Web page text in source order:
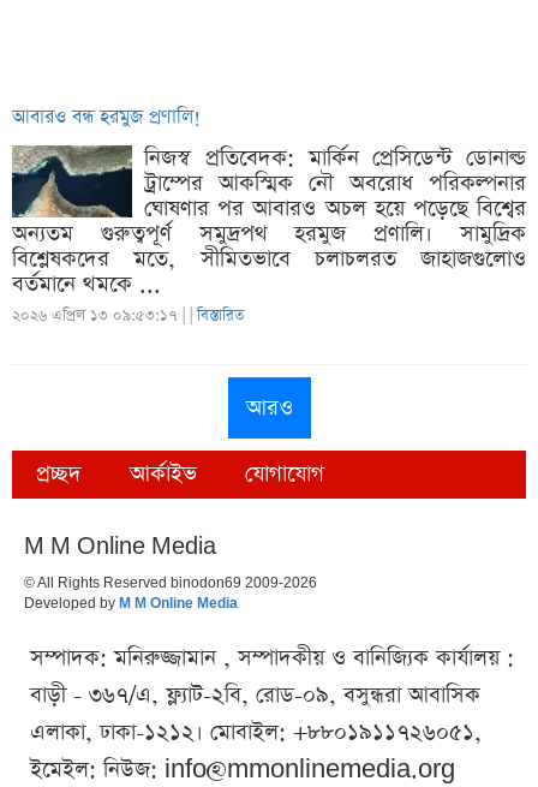
আবারও বন্ধ হরমুজ প্রণালি!
নিজস্ব প্রতিবেদক: মার্কিন প্রেসিডেন্ট ডোনাল্ড
ট্রাম্পের আকস্মিক নৌ অবরোধ পরিকল্পনার
ঘোষণার পর আবারও অচল হয়ে পড়েছে বিশ্বের
অন্যতম গুরুত্বপূর্ণ সমুদ্রপথ হরমুজ প্রণালি। সামুদ্রিক
বিশ্লেষকদের মতে, সীমিতভাবে চলাচলরত জাহাজগুলোও
বর্তমানে থমকে ...
২০২৬ এপ্রিল ১৩ ০৯:৫৩:১৭ | |বিস্তারিত
আরও
প্রচ্ছদ আর্কাইভ যোগাযোগ
M M Online Media
© All Rights Reserved binodon69 2009-2026
Developed by M M Online Media
সম্পাদক: মনিরুজ্জামান , সম্পাদকীয় ও বানিজ্যিক কার্যালয় :
বাড়ী - ৩৬৭/এ, ফ্ল্যাট-২বি, রোড-০৯, বসুন্ধরা আবাসিক
এলাকা, ঢাকা-১২১২। মোবাইল: +৮৮০১৯১১৭২৬০৫১,
ইমেইল: নিউজ: info@mmonlinemedia.org